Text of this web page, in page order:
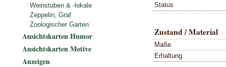
Status
Zustand / Material
Maße
Erhaltung
Weinstuben & -lokale
Zeppelin, Graf
Zoologischer Garten
Ansichtskarten Humor
Ansichtskarten Motive
Anzeigen